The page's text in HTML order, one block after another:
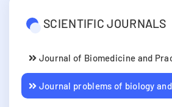
SCIENTIFIC JOURNALS
Journal of Biomedicine and
Journal problems of biology